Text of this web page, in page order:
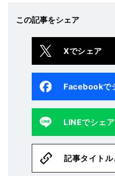
この記事をシェア
Xでシェア
Facebookで
LINEでシェア
記事タイト